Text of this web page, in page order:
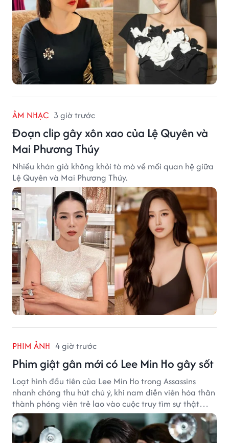
ÂM NHẠC 3 giờ trước
Đoạn clip gây xôn xao của Lệ Quyên và
Mai Phương Thúy
Nhiều khán giả không khỏi tò mò về mối quan hệ giữa
Lệ Quyên và Mai Phương Thúy.
PHIM ẢNH 4 giờ trước
Phim giật gân mới có Lee Min Ho gây sốt
Loạt hình đầu tiên của Lee Min Ho trong Assassins
nhanh chóng thu hút chú ý, khi nam diễn viên hóa thân
thành phóng viên trẻ lao vào cuộc truy tìm sự thật
phía sau một vụ ám sát gây chấn động Hàn Quốc.